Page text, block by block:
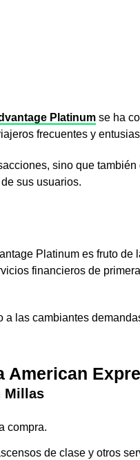
Platinum se ha
frecuentes y
sino que
sus usuarios.
Platinum es fruto
financieros de
a las cambiantes
American
Millas
compra.
de clase y otros